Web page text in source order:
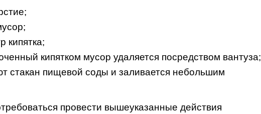
кипятка;
кипятком мусор удаляется посредством вантуза;
стакан пищевой соды и заливается небольшим
провести вышеуказанные действия